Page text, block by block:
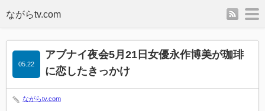
rss
アブナイ夜会5月21日女優永作博美が珈琲
に恋したきっかけ
05.22
ながらtv.com